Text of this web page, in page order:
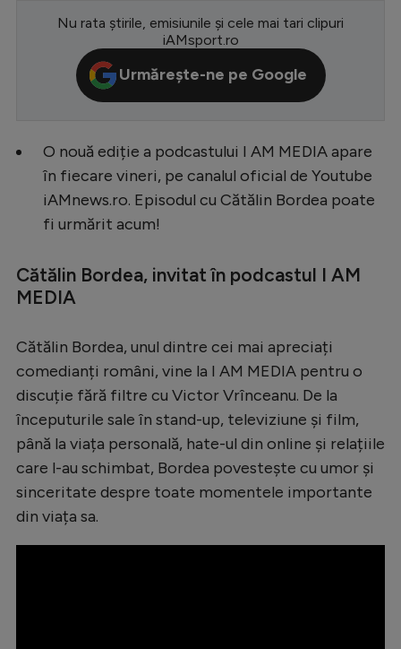
Conference League
CM 2026
Premier League
Serie A
Bundesliga
Ligue 1
Campionate
Stranieri
Clasamente
Tenis
Nu rata știrile, emisiunile și cele mai tari clipuri
iAMsport.ro
Urmărește-ne pe Google
O nouă ediție a podcastului I AM MEDIA apare
în fiecare vineri, pe canalul oficial de Youtube
iAMnews.ro. Episodul cu Cătălin Bordea poate
fi urmărit acum!
Cătălin Bordea, invitat în podcastul I AM
MEDIA
Cătălin Bordea, unul dintre cei mai apreciați
comedianți români, vine la I AM MEDIA pentru o
discuție fără filtre cu Victor Vrînceanu. De la
începuturile sale în stand-up, televiziune și film,
până la viața personală, hate-ul din online și relațiile
care l-au schimbat, Bordea povestește cu umor și
sinceritate despre toate momentele importante
din viața sa.